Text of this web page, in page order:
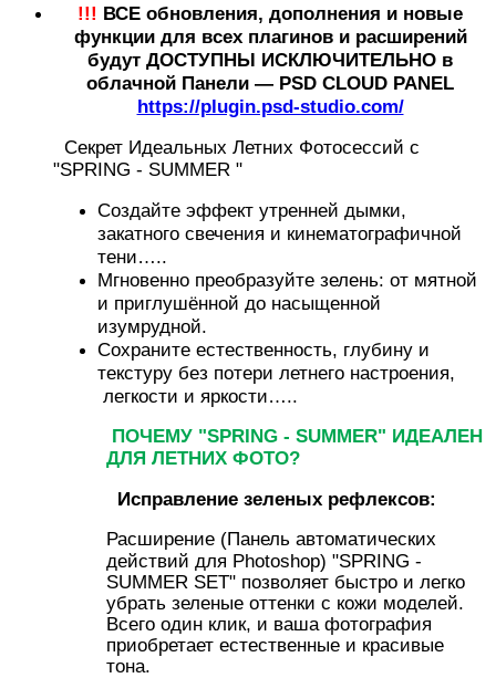
!!!ВСЕ обновления, дополнения и новые
функции для всех плагинов и расширений
будут ДОСТУПНЫ ИСКЛЮЧИТЕЛЬНО в
облачной Панели — PSD CLOUD PANEL
https://plugin.psd-studio.com/
Секрет Идеальных Летних Фотосессий с
"SPRING - SUMMER "
Создайте эффект утренней дымки,
закатного свечения и кинематографичной
тени…..
Мгновенно преобразуйте зелень: от мятной
и приглушённой до насыщенной
изумрудной.
Сохраните естественность, глубину и
текстуру без потери летнего настроения,
легкости и яркости…..
ПОЧЕМУ "SPRING - SUMMER" ИДЕАЛЕН
ДЛЯ ЛЕТНИХ ФОТО?
Исправление зеленых рефлексов:
Расширение (Панель автоматических
действий для Photoshop) "SPRING -
SUMMER SET" позволяет быстро и легко
убрать зеленые оттенки с кожи моделей.
Всего один клик, и ваша фотография
приобретает естественные и красивые
тона.